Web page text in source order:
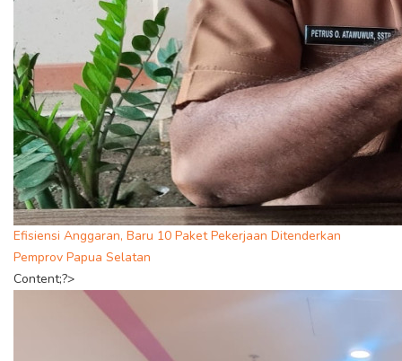
Efisiensi Anggaran, Baru 10 Paket Pekerjaan Ditenderkan
Pemprov Papua Selatan
Content;?>